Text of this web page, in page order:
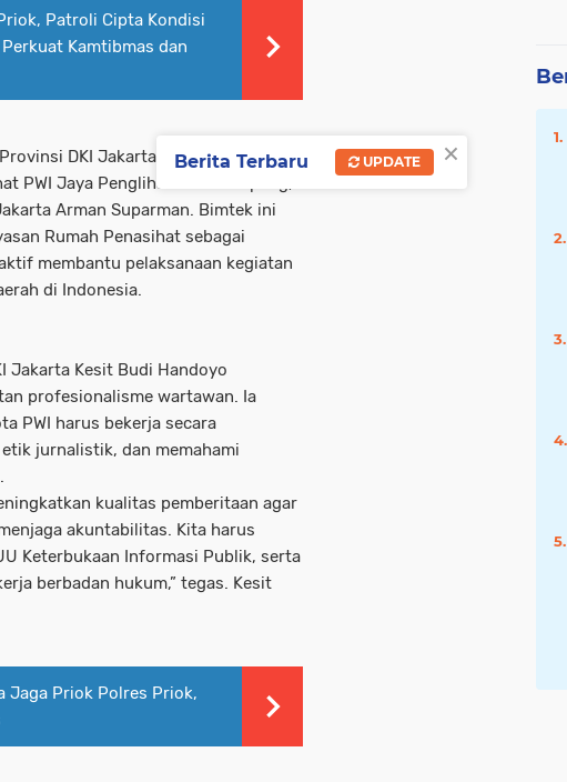
Patroli Cipta Kondisi
Kamtibmas dan
DKI Jakarta Kesit Budi
PWI Jaya Penglihatan Simatupang,
Arman Suparman. Bimtek ini
Rumah Penasihat sebagai
membantu pelaksanaan kegiatan
di Indonesia.
Jakarta Kesit Budi Handoyo
profesionalisme wartawan. Ia
PWI harus bekerja secara
jurnalistik, dan memahami
kualitas pemberitaan agar
akuntabilitas. Kita harus
Keterbukaan Informasi Publik, serta
berbadan hukum,” tegas. Kesit
Jaga Priok Polres Priok,
×
Berita Terbaru UPDATE